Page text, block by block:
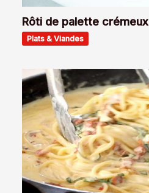
Rôti de palette
Plats & Viandes